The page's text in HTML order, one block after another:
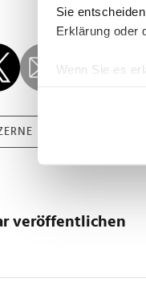
Sie
Erklärung oder
Wenn Sie es
Erfahren Sie
Website an
veröffentlichen